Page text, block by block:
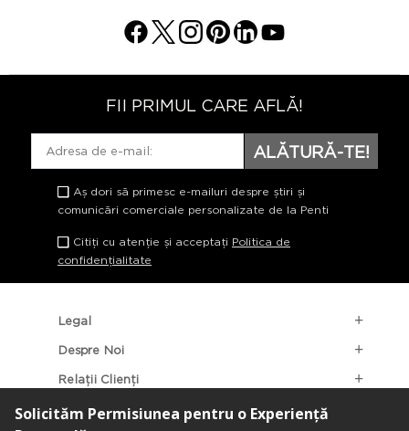
FII PRIMUL CARE AFLĂ!
ALĂTURĂ-TE!
Aș dori să primesc e-mailuri despre știri și
comunicări comerciale personalizate de la Penti
Citiți cu atenție și acceptați Politica de
confidențialitate
Legal
Despre Noi
Relații Clienți
Categorii Populare